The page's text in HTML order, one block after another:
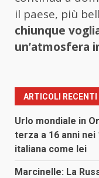
il paese, più
chiunque
un’atmosfera
ARTICOLI RECENTI
Urlo mondiale in
terza a 16 anni nei
italiana come lei
Marcinelle: La